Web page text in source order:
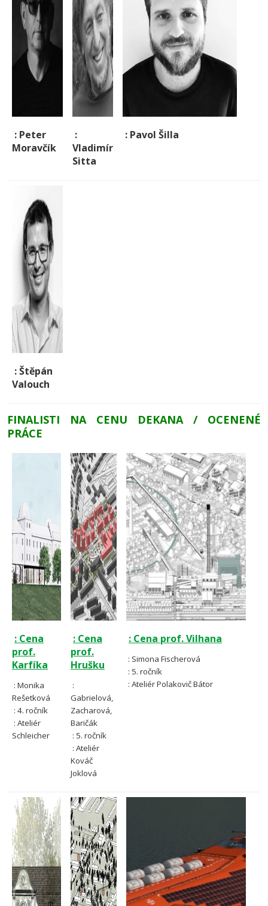
: Peter
Moravčík
:
Vladimír
Sitta
: Pavol Šilla
: Štěpán
Valouch
FINALISTI NA CENU DEKANA / OCENENÉ
PRÁCE
: Cena
prof.
Karfíka
: Monika
Rešetková
: 4. ročník
: Ateliér
Schleicher
: Cena
prof.
Hrušku
:
Gabrielová,
Zacharová,
Baričák
: 5. ročník
: Ateliér
Kováč
Joklová
: Cena prof. Vilhana
: Simona Fischerová
: 5. ročník
: Ateliér Polakovič Bátor